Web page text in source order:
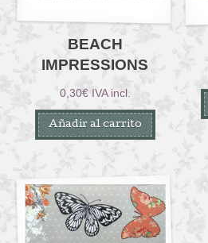
BEACH
IMPRESSIONS
0,30€ IVA incl.
Añadir al carrito